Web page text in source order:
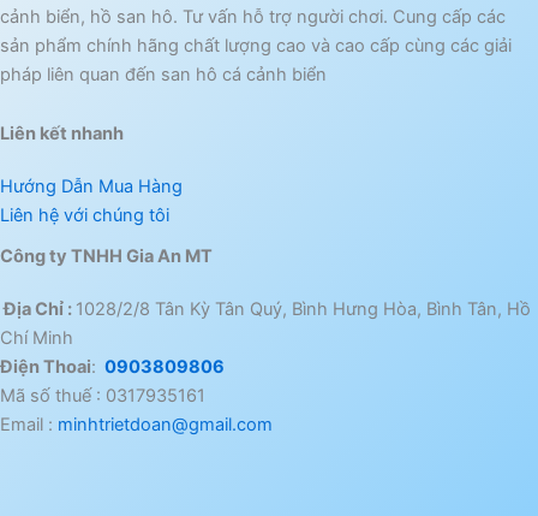
cảnh biển, hồ san hô. Tư vấn hỗ trợ người chơi. Cung cấp các
sản phẩm chính hãng chất lượng cao và cao cấp cùng các giải
pháp liên quan đến san hô cá cảnh biển
Liên kết nhanh
Hướng Dẫn Mua Hàng
Liên hệ với chúng tôi
Công ty TNHH Gia An MT
Địa Chỉ : 1028/2/8 Tân Kỳ Tân Quý, Bình Hưng Hòa, Bình Tân, Hồ
Chí Minh
Điện Thoai: 0903809806
Mã số thuế : 0317935161
Email : minhtrietdoan@gmail.com